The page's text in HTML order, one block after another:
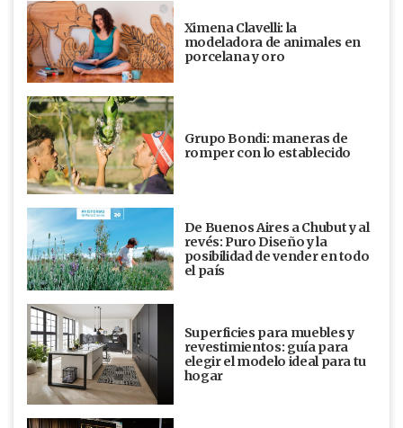
Ximena Clavelli: la
modeladora de animales en
porcelana y oro
Grupo Bondi: maneras de
romper con lo establecido
De Buenos Aires a Chubut y al
revés: Puro Diseño y la
posibilidad de vender en todo
el país
Superficies para muebles y
revestimientos: guía para
elegir el modelo ideal para tu
hogar